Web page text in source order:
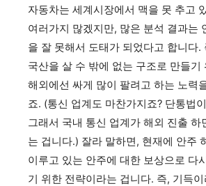
자동차는 세계시장에서 맥을 못 추고
여러가지 많겠지만, 많은 분석 결과는
을 잘 못해서 도태가 되었다고 합니다.
국산을 살 수 밖에 없는 구조로 만들기
해외에선 싸게 많이 팔려고 하는 노력
죠. (통신 업계도 마찬가지죠? 단통법
그래서 국내 통신 업계가 해외 진출 하
는 겁니다.) 잘라 말하면, 현재에 안주
이루고 있는 안주에 대한 보상으로 다
기 위한 전략이라는 겁니다. 즉, 기득